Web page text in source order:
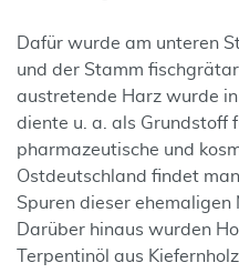
Dafür wurde am unteren
und der Stamm
austretende Harz wurde
diente u. a. als Grundstoff
pharmazeutische und
Ostdeutschland findet
Spuren dieser ehemaligen
Darüber hinaus wurden
Terpentinöl aus